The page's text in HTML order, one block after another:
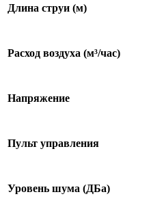
Длина струи (м)
Расход воздуха (м³/час)
Напряжение
Пульт управления
Уровень шума (ДБа)